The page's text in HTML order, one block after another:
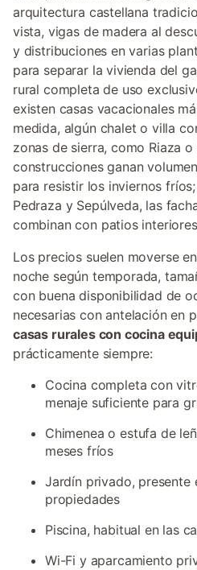
arquitectura castellana
vista, vigas de madera al
y distribuciones en varias
para separar la vivienda del
rural completa de uso
existen casas vacacionales
medida, algún chalet o villa
zonas de sierra, como Riaza
construcciones ganan
para resistir los inviernos
Pedraza y Sepúlveda, las
combinan con patios
Los precios suelen moverse
noche según temporada,
con buena disponibilidad de
necesarias con antelación en
casas rurales con cocina
prácticamente siempre:
Cocina completa con
menaje suficiente para
Chimenea o estufa de
meses fríos
Jardín privado, presente
propiedades
Piscina, habitual en las
Wi-Fi y aparcamiento